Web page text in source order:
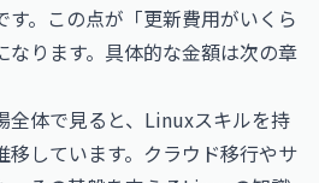
す。この点が「更新費用がいくら
なります。具体的な金額は次の章
全体で見ると、Linuxスキルを持
移しています。クラウド移行やサ